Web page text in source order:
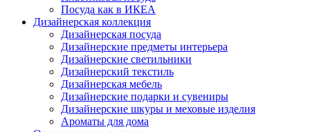
Посуда как в ИКЕА
Дизайнерская коллекция
Дизайнерская посуда
Дизайнерские предметы интерьера
Дизайнерские светильники
Дизайнерский текстиль
Дизайнерская мебель
Дизайнерские подарки и сувениры
Дизайнерские шкуры и меховые изделия
Ароматы для дома